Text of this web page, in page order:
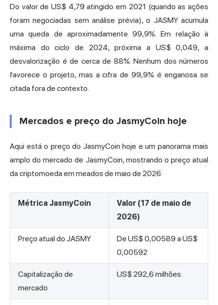
Do valor de US$ 4,79 atingido em 2021 (quando as ações
foram negociadas sem análise prévia), o JASMY acumula
uma queda de aproximadamente 99,9%. Em relação à
máxima do ciclo de 2024, próxima a US$ 0,049, a
desvalorização é de cerca de 88%. Nenhum dos números
favorece o projeto, mas a cifra de 99,9% é enganosa se
citada fora de contexto.
Mercados e preço do JasmyCoin hoje
Aqui está o preço do JasmyCoin hoje e um panorama mais
amplo do mercado de JasmyCoin, mostrando o preço atual
da criptomoeda em meados de maio de 2026:
Métrica JasmyCoin
Valor (17 de maio de
2026)
Preço atual do JASMY
De US$ 0,00589 a US$
0,00592
Capitalização de
mercado
US$ 292,6 milhões